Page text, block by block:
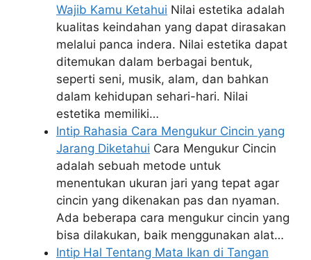
Wajib Kamu Ketahui Nilai estetika adalah
kualitas keindahan yang dapat dirasakan
melalui panca indera. Nilai estetika dapat
ditemukan dalam berbagai bentuk,
seperti seni, musik, alam, dan bahkan
dalam kehidupan sehari-hari. Nilai
estetika memiliki…
Intip Rahasia Cara Mengukur Cincin yang
Jarang Diketahui Cara Mengukur Cincin
adalah sebuah metode untuk
menentukan ukuran jari yang tepat agar
cincin yang dikenakan pas dan nyaman.
Ada beberapa cara mengukur cincin yang
bisa dilakukan, baik menggunakan alat…
Intip Hal Tentang Mata Ikan di Tangan